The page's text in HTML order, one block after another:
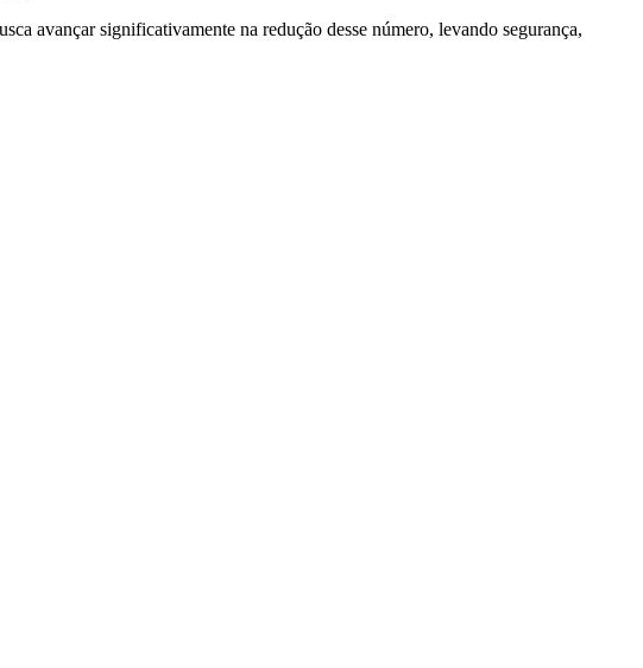
avançar significativamente na redução desse número, levando segurança,